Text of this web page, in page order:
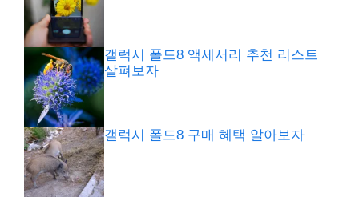
갤럭시 폴드8 액세서리 추천 리스트
살펴보자
갤럭시 폴드8 구매 혜택 알아보자